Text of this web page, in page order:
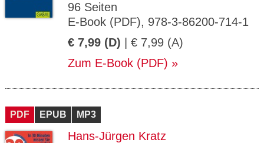
96 Seiten
E-Book (PDF), 978-3-86200-714-1
€ 7,99 (D) | € 7,99 (A)
Zum E-Book (PDF)
PDF EPUB MP3
Hans-Jürgen Kratz